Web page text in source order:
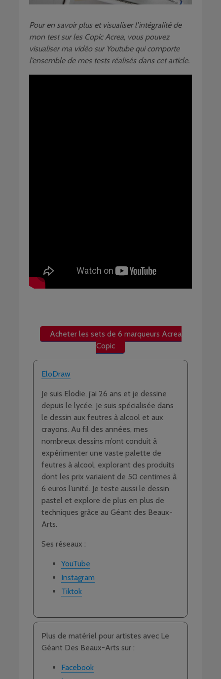
Pour en savoir plus et visualiser l’intégralité de
mon test sur les Copic Acrea, vous pouvez
visualiser ma vidéo sur Youtube qui comporte
l’ensemble de mes tests réalisés dans cet article.
Acheter les sets de 6 marqueurs Acrea
Copic
EloDraw
Je suis Elodie, j’ai 26 ans et je dessine
depuis le lycée. Je suis spécialisée dans
le dessin aux feutres à alcool et aux
crayons. Au fil des années, mes
nombreux dessins m’ont conduit à
expérimenter une vaste palette de
feutres à alcool, explorant des produits
dont les prix variaient de 50 centimes à
6 euros l’unité. Je teste aussi le dessin
pastel et explore de plus en plus de
techniques grâce au Géant des Beaux-
Arts.
Ses réseaux :
YouTube
Instagram
Tiktok
Plus de matériel pour artistes avec Le
Géant Des Beaux-Arts sur :
Facebook